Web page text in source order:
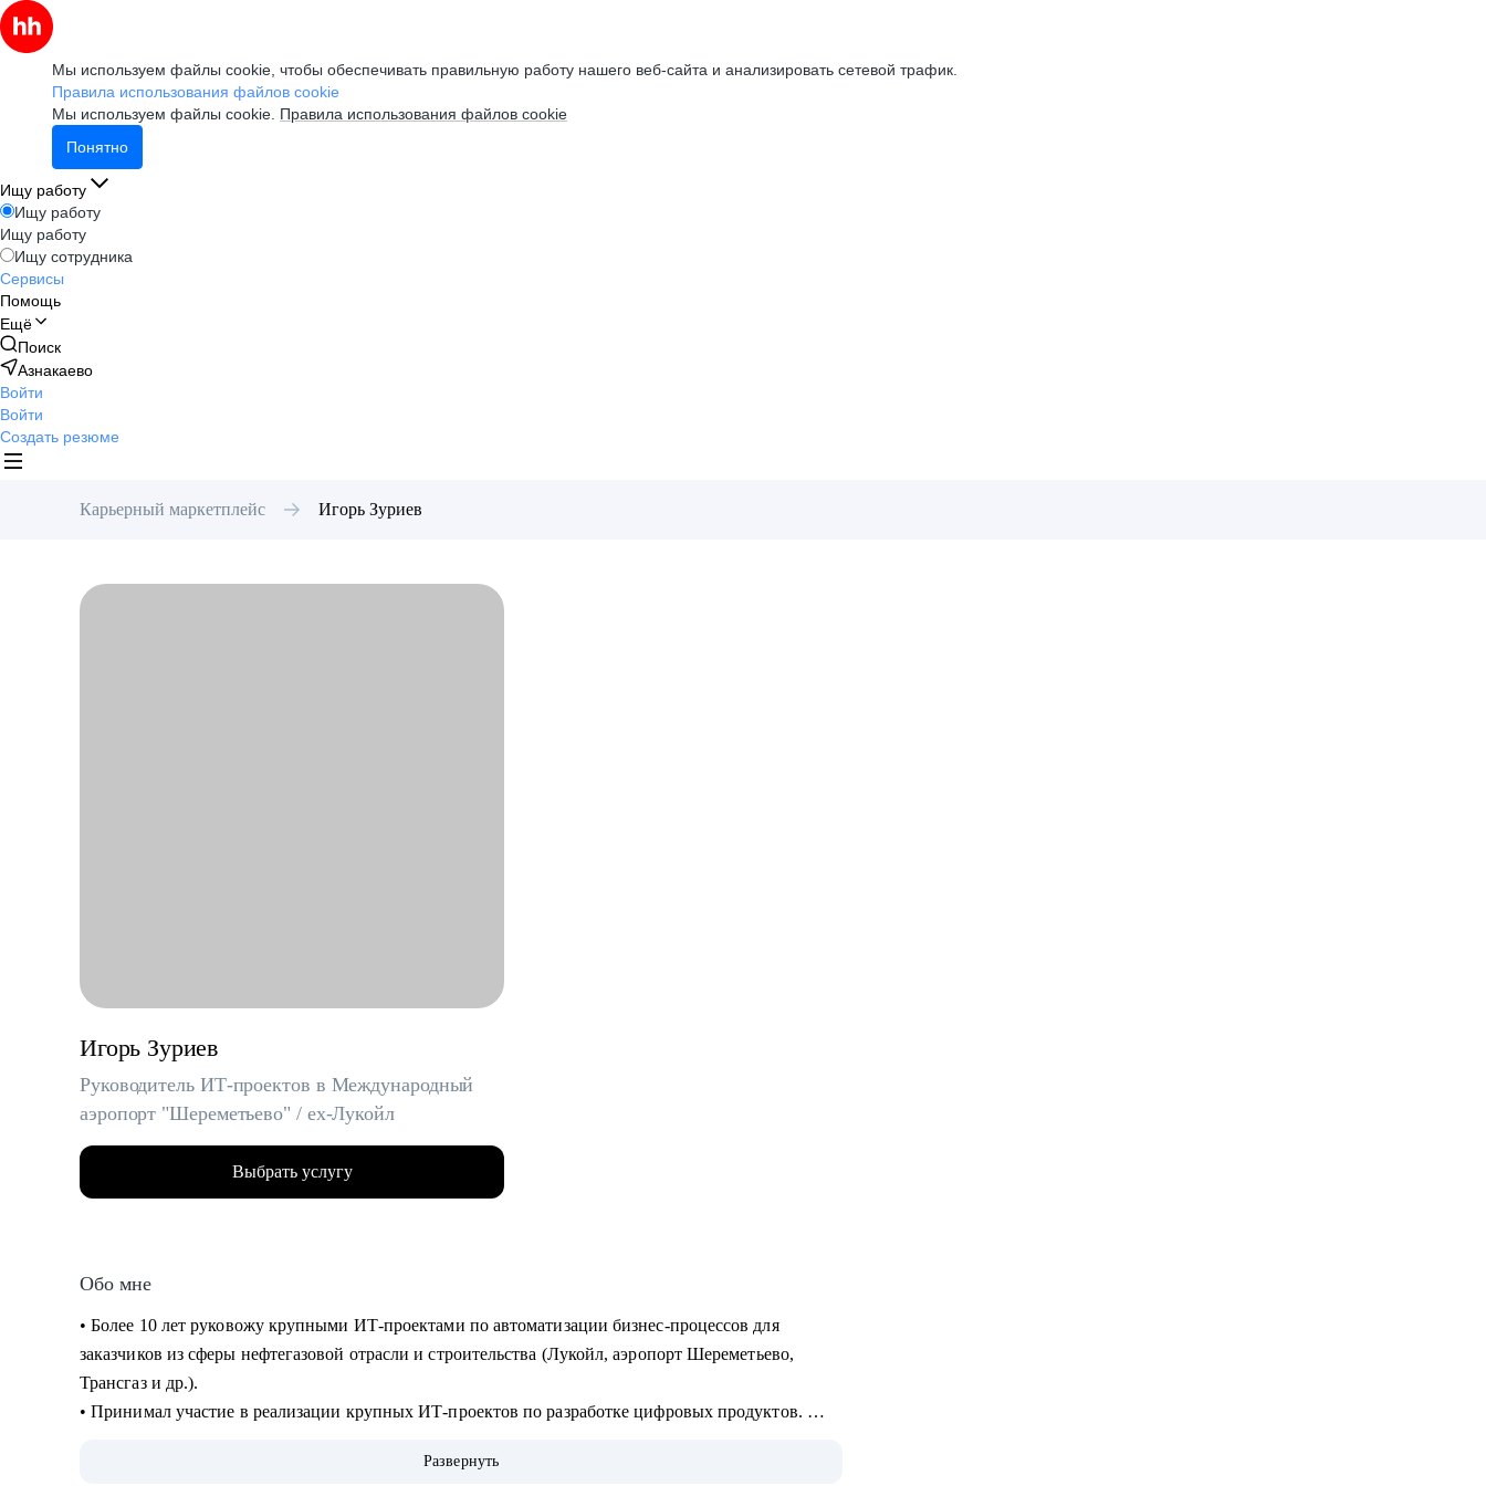
Мы используем файлы cookie, чтобы обеспечивать правильную работу нашего веб-сайта и анализировать сетевой трафик.
Правила использования файлов cookie
Мы используем файлы cookie. Правила использования файлов cookie
Понятно
Ищу работу
Ищу работу
Ищу работу
Ищу сотрудника
Сервисы
Помощь
Ещё
Поиск
Азнакаево
Войти
Войти
Создать резюме
Карьерный маркетплейс Игорь Зуриев
Игорь Зуриев
Руководитель ИТ-проектов в Международный
аэропорт "Шереметьево" / ex-Лукойл
Выбрать услугу
Обо мне
• Более 10 лет руковожу крупными ИТ-проектами по автоматизации бизнес-процессов для
заказчиков из сферы нефтегазовой отрасли и строительства (Лукойл, аэропорт Шереметьево,
Трансгаз и др.).
• Принимал участие в реализации крупных ИТ-проектов по разработке цифровых продуктов.
Развернуть